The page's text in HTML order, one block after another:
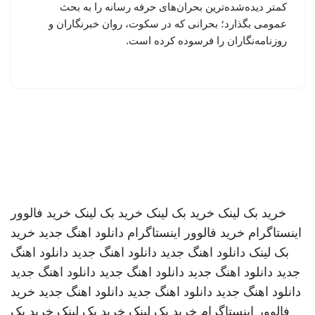
کمتر دیده‌شده‌ترین بحران‌های حرفه رسانه را به بحث
عمومی بگذارد؛ بحرانی که در سکوت، روان خبرنگاران و
روزنامه‌نگاران را فرسوده کرده است.
خرید بک لینک خرید بک لینک خرید بک لینک خرید فالوور
اینستاگرام خرید فالوور اینستاگرام دانلود اهنگ جدید خرید
بک لینک دانلود اهنگ جدید دانلود اهنگ جدید دانلود اهنگ
جدید دانلود اهنگ جدید دانلود اهنگ جدید دانلود اهنگ جدید
دانلود اهنگ جدید دانلود اهنگ جدید دانلود اهنگ جدید خرید
فالوور اینستاگرام خرید بک لینک خرید بک لینک خرید بک